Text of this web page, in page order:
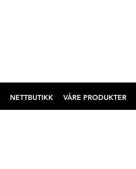
NETTBUTIKK VÅRE PRODUKTER